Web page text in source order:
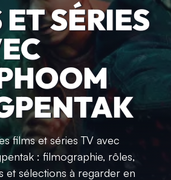
SÉRIES
films et séries TV avec
: filmographie, rôles,
et sélections à regarder en